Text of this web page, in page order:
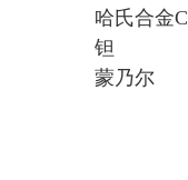
哈氏合金C
钽
蒙乃尔